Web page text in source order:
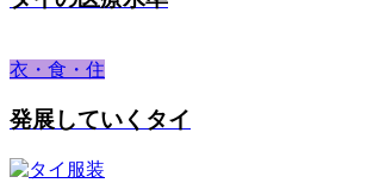
衣・食・住
発展していくタイ